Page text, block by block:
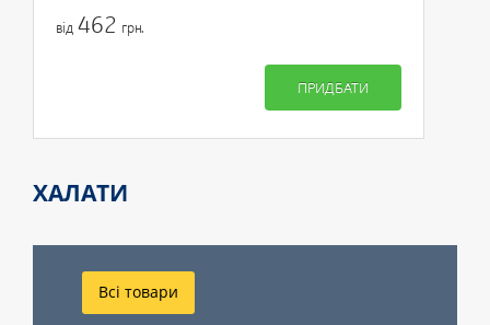
від 462 грн.
ПРИДБАТИ
ХАЛАТИ
Всі товари